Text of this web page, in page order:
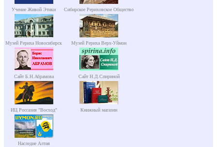
Учение Живой Этики Сибирское Рериховское Общество
Музей Рериха Новосибирск Музей Рериха Верх-Уймон
Сайт Б.Н.Абрамова Сайт Н.Д.Спириной
ИЦ Россазия "Восход" Книжный магазин
Наследие Алтая